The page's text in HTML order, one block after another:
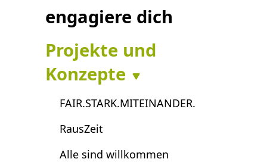
engagiere dich
Projekte und
Konzepte
FAIR.STARK.MITEINANDER.
RausZeit
Alle sind willkommen